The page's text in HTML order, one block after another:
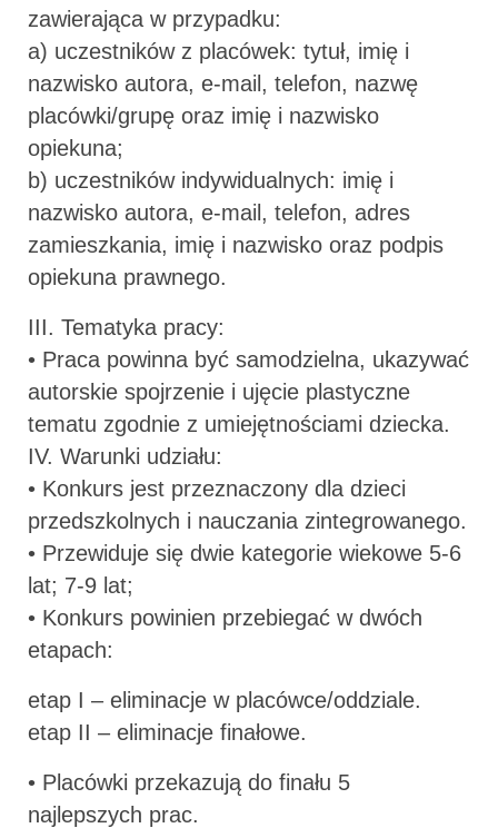
zawierająca w przypadku:
a) uczestników z placówek: tytuł, imię i
nazwisko autora, e-mail, telefon, nazwę
placówki/grupę oraz imię i nazwisko
opiekuna;
b) uczestników indywidualnych: imię i
nazwisko autora, e-mail, telefon, adres
zamieszkania, imię i nazwisko oraz podpis
opiekuna prawnego.
III. Tematyka pracy:
• Praca powinna być samodzielna, ukazywać
autorskie spojrzenie i ujęcie plastyczne
tematu zgodnie z umiejętnościami dziecka.
IV. Warunki udziału:
• Konkurs jest przeznaczony dla dzieci
przedszkolnych i nauczania zintegrowanego.
• Przewiduje się dwie kategorie wiekowe 5-6
lat; 7-9 lat;
• Konkurs powinien przebiegać w dwóch
etapach:
etap I – eliminacje w placówce/oddziale.
etap II – eliminacje finałowe.
• Placówki przekazują do finału 5
najlepszych prac.